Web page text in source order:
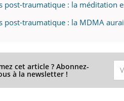
post-traumatique : la méditation
post-traumatique : la MDMA
cet article ? Abonnez-
à la newsletter !